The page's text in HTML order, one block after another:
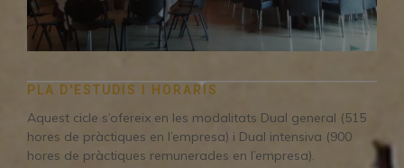
PLA D'ESTUDIS I HORARIS
Aquest cicle s’ofereix en les modalitats Dual general (515
hores de pràctiques en l’empresa) i Dual intensiva (900
hores de pràctiques remunerades en l’empresa).